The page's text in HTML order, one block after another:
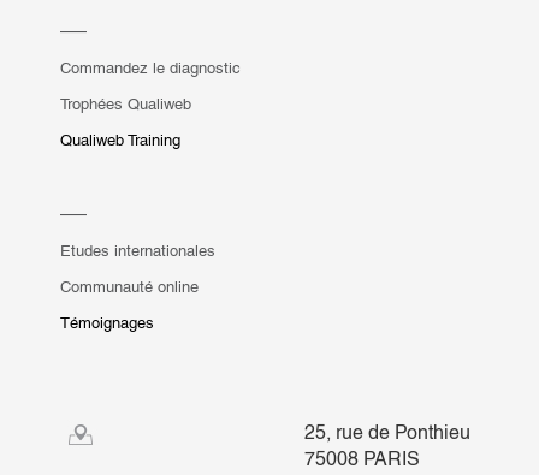
Commandez le diagnostic
Trophées Qualiweb
Qualiweb Training
Etudes internationales
Communauté online
Témoignages
25, rue de Ponthieu
75008 PARIS